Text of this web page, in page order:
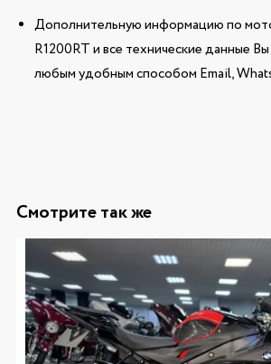
Дополнительную информацию по
R1200RT и все технические данные
любым удобным способом Email,
Смотрите так же